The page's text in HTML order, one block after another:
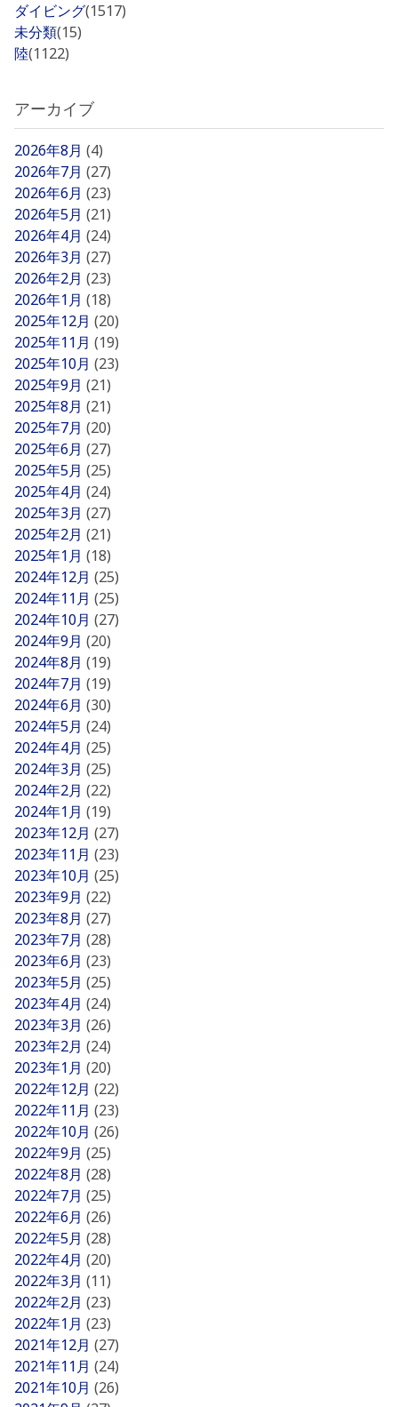
ダイビング(1517)
未分類(15)
陸(1122)
アーカイブ
2026年8月 (4)
2026年7月 (27)
2026年6月 (23)
2026年5月 (21)
2026年4月 (24)
2026年3月 (27)
2026年2月 (23)
2026年1月 (18)
2025年12月 (20)
2025年11月 (19)
2025年10月 (23)
2025年9月 (21)
2025年8月 (21)
2025年7月 (20)
2025年6月 (27)
2025年5月 (25)
2025年4月 (24)
2025年3月 (27)
2025年2月 (21)
2025年1月 (18)
2024年12月 (25)
2024年11月 (25)
2024年10月 (27)
2024年9月 (20)
2024年8月 (19)
2024年7月 (19)
2024年6月 (30)
2024年5月 (24)
2024年4月 (25)
2024年3月 (25)
2024年2月 (22)
2024年1月 (19)
2023年12月 (27)
2023年11月 (23)
2023年10月 (25)
2023年9月 (22)
2023年8月 (27)
2023年7月 (28)
2023年6月 (23)
2023年5月 (25)
2023年4月 (24)
2023年3月 (26)
2023年2月 (24)
2023年1月 (20)
2022年12月 (22)
2022年11月 (23)
2022年10月 (26)
2022年9月 (25)
2022年8月 (28)
2022年7月 (25)
2022年6月 (26)
2022年5月 (28)
2022年4月 (20)
2022年3月 (11)
2022年2月 (23)
2022年1月 (23)
2021年12月 (27)
2021年11月 (24)
2021年10月 (26)